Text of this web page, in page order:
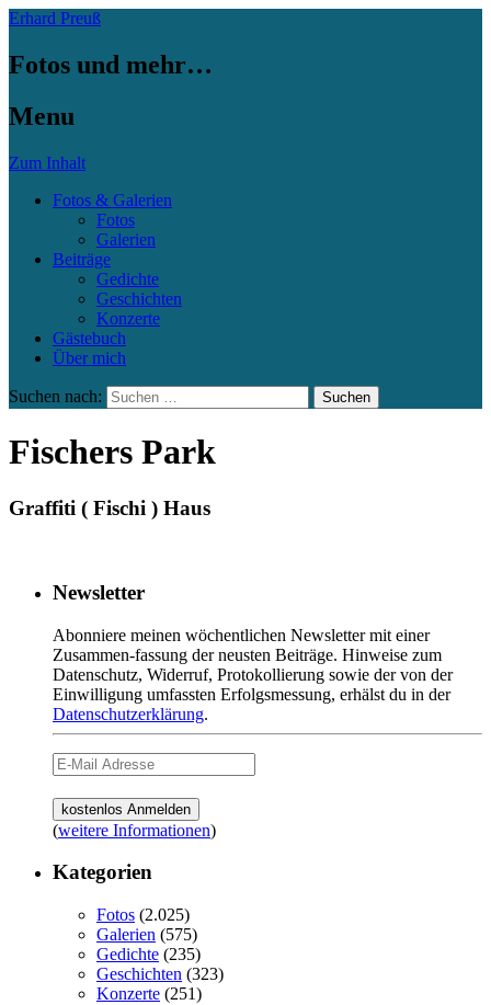
Erhard Preuß
Fotos und mehr…
Menu
Zum Inhalt
Fotos & Galerien
Fotos
Galerien
Beiträge
Gedichte
Geschichten
Konzerte
Gästebuch
Über mich
Suchen nach:
Fischers Park
Graffiti ( Fischi ) Haus
Newsletter
Abonniere meinen wöchentlichen Newsletter mit einer
Zusammen-fassung der neusten Beiträge. Hinweise zum
Datenschutz, Widerruf, Protokollierung sowie der von der
Einwilligung umfassten Erfolgsmessung, erhälst du in der
Datenschutzerklärung.
(weitere Informationen)
Kategorien
Fotos (2.025)
Galerien (575)
Gedichte (235)
Geschichten (323)
Konzerte (251)